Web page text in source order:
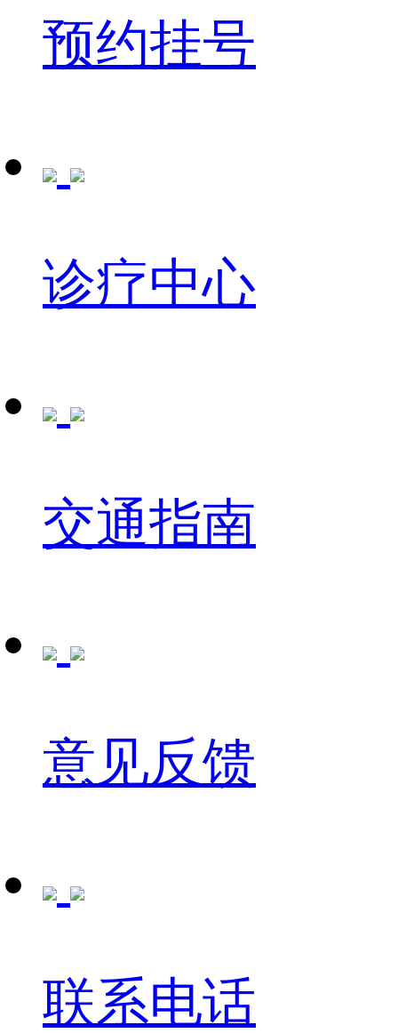
预约挂号
诊疗中心
交通指南
意见反馈
联系电话